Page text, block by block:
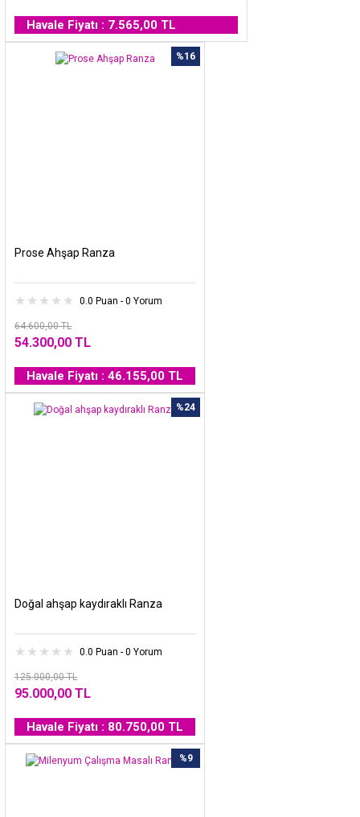
Havale Fiyatı : 7.565,00 TL
%16
Prose Ahşap Ranza
0.0 Puan - 0 Yorum
64.600,00 TL
54.300,00 TL
Havale Fiyatı : 46.155,00 TL
%24
Doğal ahşap kaydıraklı Ranza
0.0 Puan - 0 Yorum
125.000,00 TL
95.000,00 TL
Havale Fiyatı : 80.750,00 TL
%9